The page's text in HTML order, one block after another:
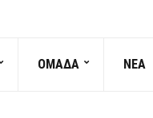
ΟΜΑΔΑ ΝΕΑ